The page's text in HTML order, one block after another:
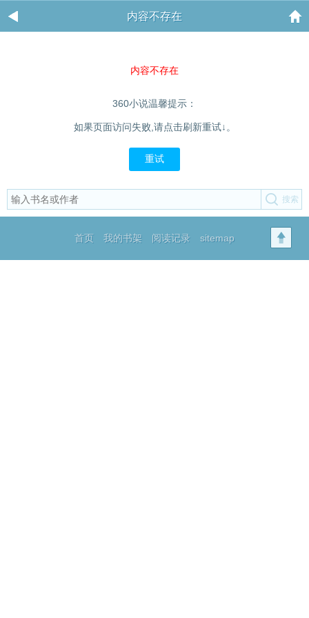
内容不存在
内容不存在
360小说温馨提示：
如果页面访问失败,请点击刷新重试↓。
重试
首页 我的书架 阅读记录 sitemap